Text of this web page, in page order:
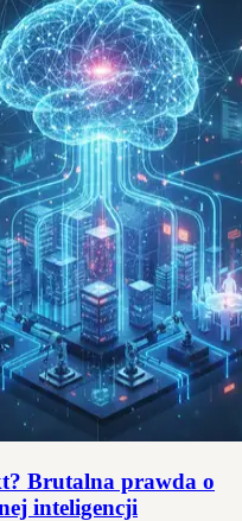
Brutalna prawda o
inteligencji